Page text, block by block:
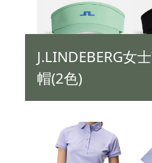
J.LINDEBERG女
帽(2色)